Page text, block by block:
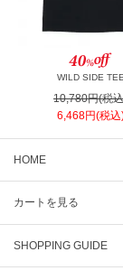
WILD SIDE TEE
10,780円(税
6,468円(税込
HOME
カートを見る
SHOPPING GUIDE